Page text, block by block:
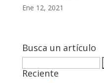
Ene 12, 2021
Busca un artículo
Reciente